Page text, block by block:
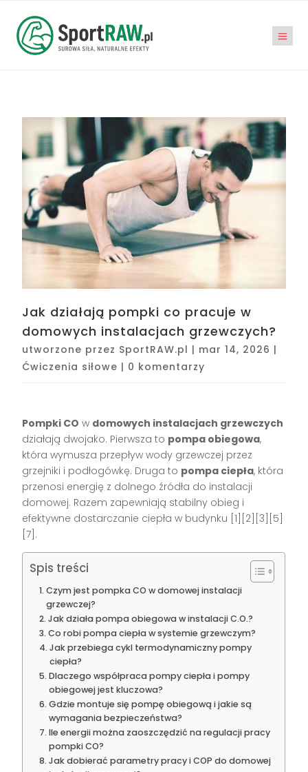
Jak działają pompki co pracuje w
domowych instalacjach grzewczych?
utworzone przez SportRAW.pl | mar 14, 2026 |
Ćwiczenia siłowe | 0 komentarzy
Pompki CO w domowych instalacjach grzewczych
działają dwojako. Pierwsza to pompa obiegowa,
która wymusza przepływ wody grzewczej przez
grzejniki i podłogówkę. Druga to pompa ciepła, która
przenosi energię z dolnego źródła do instalacji
domowej. Razem zapewniają stabilny obieg i
efektywne dostarczanie ciepła w budynku [1][2][3][5]
[7].
Spis treści
Czym jest pompka CO w domowej instalacji
grzewczej?
Jak działa pompa obiegowa w instalacji C.O.?
Co robi pompa ciepła w systemie grzewczym?
Jak przebiega cykl termodynamiczny pompy
ciepła?
Dlaczego współpraca pompy ciepła i pompy
obiegowej jest kluczowa?
Gdzie montuje się pompę obiegową i jakie są
wymagania bezpieczeństwa?
Ile energii można zaoszczędzić na regulacji pracy
pompki CO?
Jak dobierać parametry pracy i COP do domowej